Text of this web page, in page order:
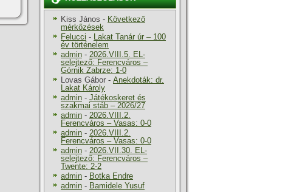
Kiss János - Következő
mérkőzések
Felucci - Lakat Tanár úr – 100
év történelem
admin - 2026.VIII.5. EL-
selejtező: Ferencváros –
Górnik Zabrze: 1-0
Lovas Gábor - Anekdoták: dr.
Lakat Károly
admin - Játékoskeret és
szakmai stáb – 2026/27
admin - 2026.VIII.2.
Ferencváros – Vasas: 0-0
admin - 2026.VIII.2.
Ferencváros – Vasas: 0-0
admin - 2026.VII.30. EL-
selejtező: Ferencváros –
Twente: 2-2
admin - Botka Endre
admin - Bamidele Yusuf